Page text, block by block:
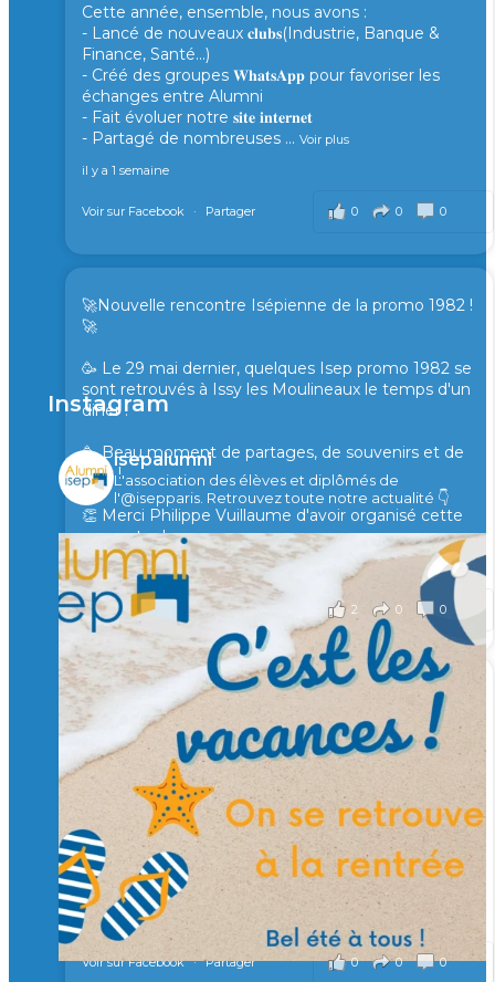
Cette année, ensemble, nous avons :
- Lancé de nouveaux 𝐜𝐥𝐮𝐛𝐬(Industrie, Banque &
Finance, Santé...)
- Créé des groupes 𝐖𝐡𝐚𝐭𝐬𝐀𝐩𝐩 pour favoriser les
échanges entre Alumni
- Fait évoluer notre 𝐬𝐢𝐭𝐞 𝐢𝐧𝐭𝐞𝐫𝐧𝐞𝐭
- Partagé de nombreuses ... Voir plus
il y a 1 semaine
0 0 0
Voir sur Facebook · Partager
🚀Nouvelle rencontre Isépienne de la promo 1982 !
🚀
🥳 Le 29 mai dernier, quelques Isep promo 1982 se
sont retrouvés à Issy les Moulineaux le temps d'un
diner !
🥳 Beau moment de partages, de souvenirs et de
rires !
👏 Merci Philippe Vuillaume d'avoir organisé cette
rencontre !
il y a 2 mois
2 0 0
Voir sur Facebook · Partager
🙏 Soutenez l’Isep via la taxe d’apprentissage 2026
et contribuons ensemble à former les générations
d’ingénieurs de demain. 🙏
Merci à tous !
🎯 Taxe d’apprentissage 2026 : avec l'Isep, investissez pour
un numérique au service de l'humain !
À l’Isep, nous formons des ingénieurs, des bachelors, des
Mastères Spécialisés, qui allient excellence technologique et
valeurs humaines, au cœur de notre pro
...Voir plus
il y a 2 mois
0 0 0
Voir sur Facebook · Partager
Instagram
isepalumni
L'association des élèves et diplômés de
l'@isepparis. Retrouvez toute notre actualité 👇